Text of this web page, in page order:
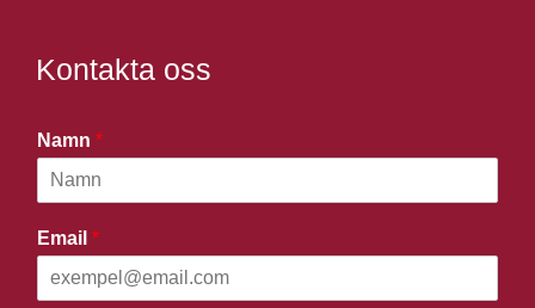
Kontakta oss
Namn *
Email *